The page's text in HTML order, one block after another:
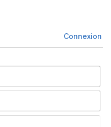
Connexion